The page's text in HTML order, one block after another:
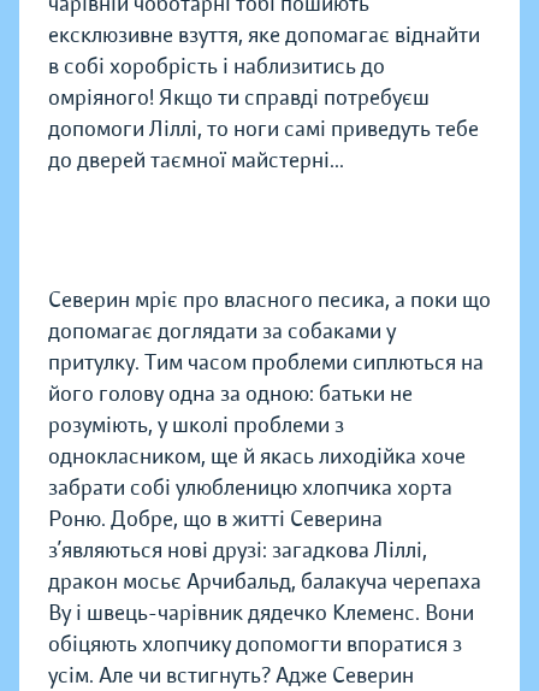
ексклюзивне взуття, яке допомагає віднайти
в собі хоробрість і наблизитись до
омріяного! Якщо ти справді потребуєш
допомоги Ліллі, то ноги самі приведуть тебе
до дверей таємної майстерні...
Северин мріє про власного песика, а поки що
допомагає доглядати за собаками у
притулку. Тим часом проблеми сиплються на
його голову одна за одною: батьки не
розуміють, у школі проблеми з
однокласником, ще й якась лиходійка хоче
забрати собі улюбленицю хлопчика хорта
Роню. Добре, що в житті Северина
з’являються нові друзі: загадкова Ліллі,
дракон мосьє Арчибальд, балакуча черепаха
Ву і швець-чарівник дядечко Клеменс. Вони
обіцяють хлопчику допомогти впоратися з
усім. Але чи встигнуть? Адже Северин